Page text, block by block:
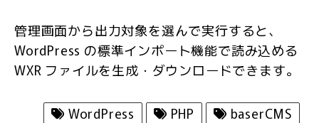
管理画面から出力対象を選んで実行すると、
WordPress の標準インポート機能で読み込める
WXR ファイルを生成・ダウンロードできます。
WordPress PHP
baserCMS